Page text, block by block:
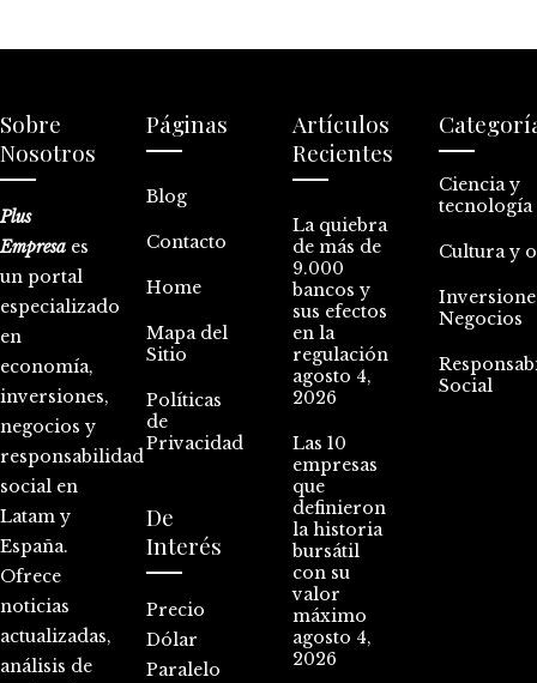
Sobre
Nosotros
Plus
Empresa es
un portal
especializado
en
economía,
inversiones,
negocios y
responsabilidad
social en
Latam y
España.
Ofrece
noticias
actualizadas,
análisis de
Páginas
Blog
Contacto
Home
Mapa del
Sitio
Políticas
de
Privacidad
De
Interés
Precio
Dólar
Paralelo
Artículos
Recientes
La quiebra
de más de
9.000
bancos y
sus efectos
en la
regulación
agosto 4,
2026
Las 10
empresas
que
definieron
la historia
bursátil
con su
valor
máximo
agosto 4,
2026
Ciencia y
tecnología
Cultura y
Negocios
Social